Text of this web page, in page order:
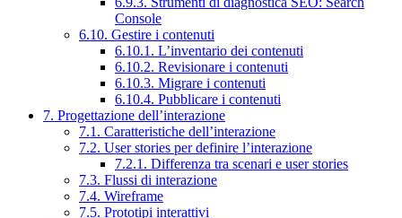
Console
6.10. Gestire i contenuti
6.10.1. L’inventario dei contenuti
6.10.2. Revisionare i contenuti
6.10.3. Migrare i contenuti
6.10.4. Pubblicare i contenuti
7. Progettazione dell’interazione
7.1. Caratteristiche dell’interazione
7.2. User stories per definire l’interazione
7.2.1. Differenza tra scenari e user stories
7.3. Flussi di interazione
7.4. Wireframe
7.5. Prototipi interattivi